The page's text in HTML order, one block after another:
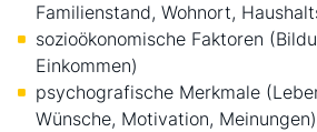
Familienstand, Wohnort,
sozioökonomische Faktoren
Einkommen)
psychografische Merkmale
Wünsche, Motivation, Meinungen)